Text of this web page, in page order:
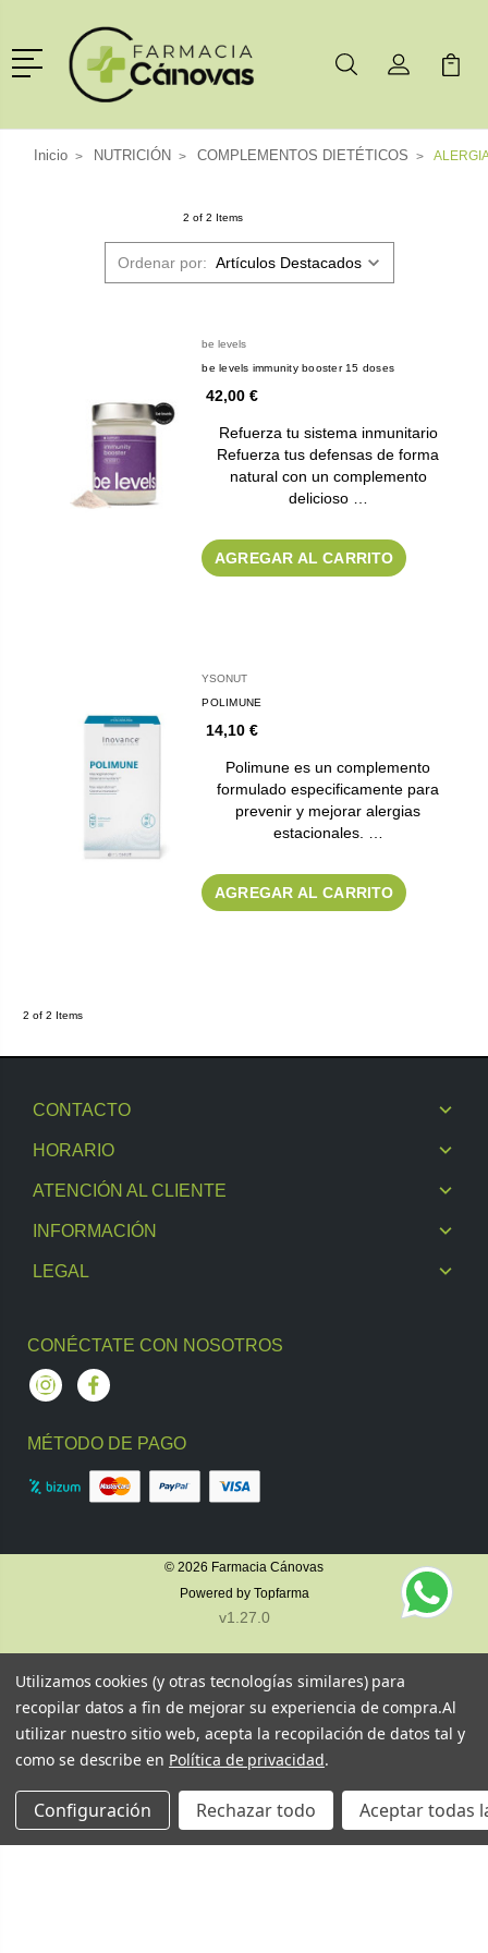
Menú
BuscarMi Cuenta
Mi
Inicio NUTRICIÓN COMPLEMENTOS DIETÉTICOS
2 of 2 Items
Ordenar por:
be levels
be levels immunity booster 15 doses
42,00 €
Refuerza tu sistema inmunitario
Refuerza tus defensas de forma
natural con un complemento
delicioso …
AGREGAR AL CARRITO
YSONUT
POLIMUNE
14,10 €
Polimune es un complemento
formulado especificamente para
prevenir y mejorar alergias
estacionales. …
AGREGAR AL CARRITO
2 of 2 Items
CONTACTO
HORARIO
ATENCIÓN AL CLIENTE
INFORMACIÓN
LEGAL
CONÉCTATE CON NOSOTROS
InstagramFacebook
MÉTODO DE PAGO
© 2026 Farmacia Cánovas
Powered by Topfarma
v1.27.0
Utilizamos cookies (y otras tecnologías similares) para
recopilar datos a fin de mejorar su experiencia de compra.Al
utilizar nuestro sitio web, acepta la recopilación de datos tal y
como se describe en Política de privacidad.
Configuración Rechazar todo Aceptar todas